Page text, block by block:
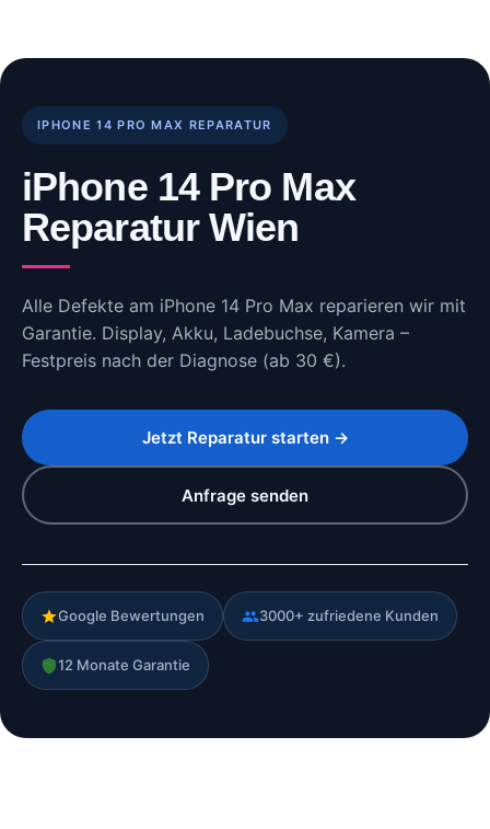
content
IPHONE 14 PRO MAX REPARATUR
iPhone 14 Pro Max
Reparatur Wien
Alle Defekte am iPhone 14 Pro Max reparieren wir mit
Garantie. Display, Akku, Ladebuchse, Kamera –
Festpreis nach der Diagnose (ab 30 €).
Jetzt Reparatur starten →
Anfrage senden
Google Bewertungen 3000+ zufriedene Kunden
12 Monate Garantie